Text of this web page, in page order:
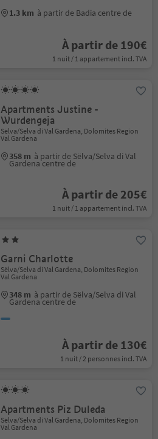
1.3 km à partir de Badia centre de
À partir de 190€
1 nuit / 1 appartement incl. TVA
Apartments Justine -
Wurdengeja
Sëlva/Selva di Val Gardena, Dolomites Region
Val Gardena
358 m à partir de Sëlva/Selva di Val
Gardena centre de
À partir de 205€
1 nuit / 1 appartement incl. TVA
Garni Charlotte
Sëlva/Selva di Val Gardena, Dolomites Region
Val Gardena
348 m à partir de Sëlva/Selva di Val
Gardena centre de
À partir de 130€
1 nuit / 2 personnes incl. TVA
Apartments Piz Duleda
Sëlva/Selva di Val Gardena, Dolomites Region
Val Gardena